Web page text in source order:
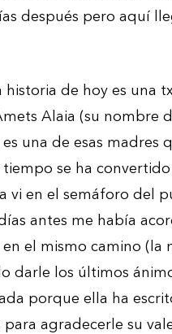
después pero aquí
de hoy es una
Alaia (su nombre
es una de esas madres
se ha
vi en el semáforo del
antes me había
el mismo camino (la
darle los últimos
porque ella ha
agradecerle su